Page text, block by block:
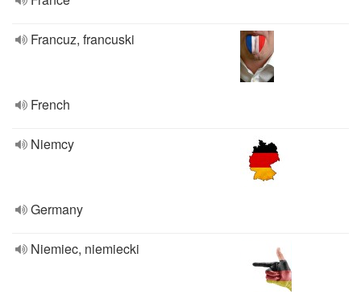
Francuz, francuski
French
Niemcy
Germany
Niemiec, niemiecki